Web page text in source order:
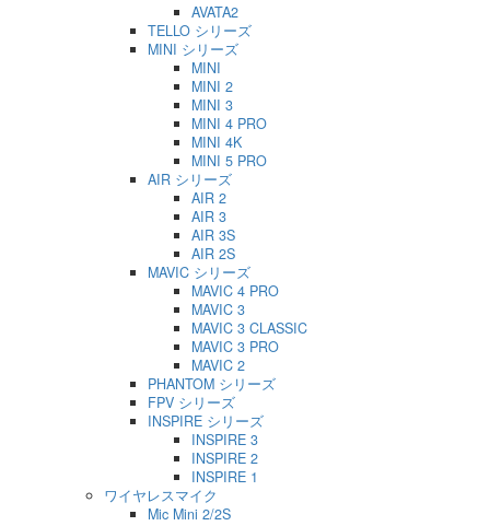
AVATA2
TELLO シリーズ
MINI シリーズ
MINI
MINI 2
MINI 3
MINI 4 PRO
MINI 4K
MINI 5 PRO
AIR シリーズ
AIR 2
AIR 3
AIR 3S
AIR 2S
MAVIC シリーズ
MAVIC 4 PRO
MAVIC 3
MAVIC 3 CLASSIC
MAVIC 3 PRO
MAVIC 2
PHANTOM シリーズ
FPV シリーズ
INSPIRE シリーズ
INSPIRE 3
INSPIRE 2
INSPIRE 1
ワイヤレスマイク
Mic Mini 2/2S